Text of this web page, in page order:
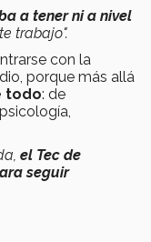
a tener ni a nivel
trabajo".
con la
porque más allá
todo: de
el Tec de
seguir